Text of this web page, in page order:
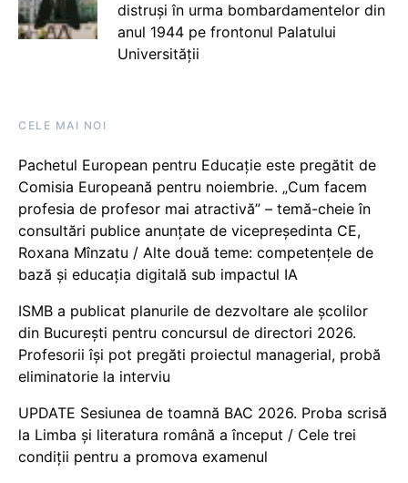
distruși în urma bombardamentelor din
anul 1944 pe frontonul Palatului
Universității
CELE MAI NOI
Pachetul European pentru Educație este pregătit de
Comisia Europeană pentru noiembrie. „Cum facem
profesia de profesor mai atractivă” – temă-cheie în
consultări publice anunțate de vicepreședinta CE,
Roxana Mînzatu / Alte două teme: competențele de
bază și educația digitală sub impactul IA
ISMB a publicat planurile de dezvoltare ale școlilor
din București pentru concursul de directori 2026.
Profesorii își pot pregăti proiectul managerial, probă
eliminatorie la interviu
UPDATE Sesiunea de toamnă BAC 2026. Proba scrisă
la Limba și literatura română a început / Cele trei
condiții pentru a promova examenul